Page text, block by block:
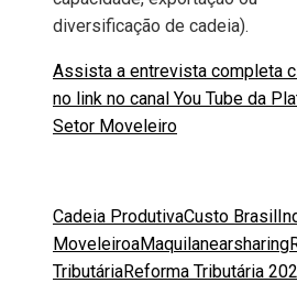
diversificação de cadeia).
Assista a entrevista completa
no link no canal You Tube da
Setor Moveleiro
Cadeia ProdutivaCusto Brasil
MoveleiroaMaquilanearsharing
TributáriaReforma Tributária